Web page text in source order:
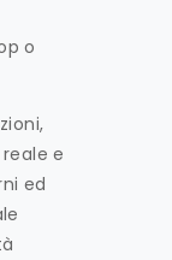
o
e
ed